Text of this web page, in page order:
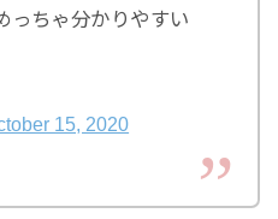
っちゃ分かりやすい
15, 2020